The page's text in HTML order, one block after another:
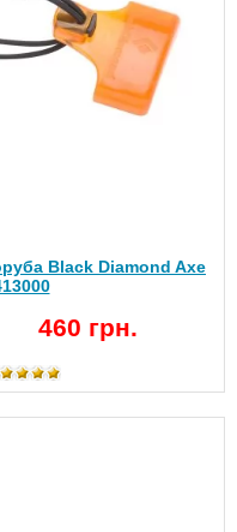
Black Diamond Axe
460 грн.